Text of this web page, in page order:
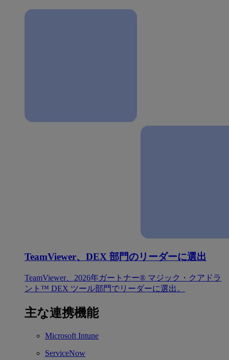
TeamViewer、DEX 部門のリーダーに選出
TeamViewer、2026年ガートナー® マジック・クアドラ
ント™ DEX ツール部門でリーダーに選出。
主な連携機能
Microsoft Intune
ServiceNow